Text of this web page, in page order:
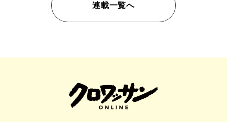
連載一覧へ